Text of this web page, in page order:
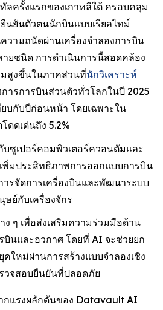
ครั้งแรกของเกาหลีใต้ ครอบคลุม
นยันตัวตนนักบินแบบเรียลไทม์
วามถนัดผ่านเครื่องจำลองการบิน
ยชนิด การดำเนินการนี้สอดคล้อง
สูงขึ้นในภาคส่วนที่นักวิเคราะห์
ารการบินส่วนตัวทั่วโลกในปี 2025
ยบกับปีก่อนหน้า โดยเฉพาะใน
ดดเด่นถึง 5.2%
บซูเปอร์คอมพิวเตอร์ควอนตัมและ
พิ่มประสิทธิภาพการออกแบบการบิน
ารจัดการเครื่องบินและพัฒนาระบบ
ย์กับเครื่องจักร
ง ๆ เพื่อส่งเสริมความร่วมมือด้าน
นและอวกาศ โดยที่ AI จะช่วยยก
ใหม่ผ่านการสร้างแบบจำลองเชิง
วจสอบยืนยันที่ปลอดภัย
แรงผลักดันของ Datavault AI